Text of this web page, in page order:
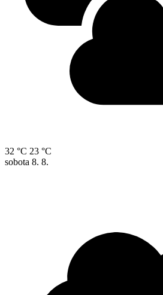
32 °C 23 °C
sobota 8. 8.